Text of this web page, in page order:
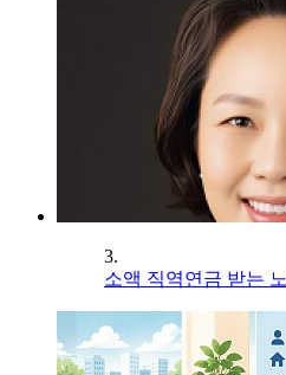
3.
소액 직역연금 받는